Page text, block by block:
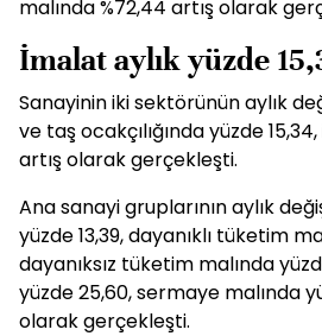
malında %72,44 artış olarak
İmalat aylık yüzde
Sanayinin iki sektörünün aylık
ve taş ocakçılığında yüzde
artış olarak gerçekleşti.
Ana sanayi gruplarının aylık
yüzde 13,39, dayanıklı tüketim
dayanıksız tüketim malında
yüzde 25,60, sermaye malında
olarak gerçekleşti.